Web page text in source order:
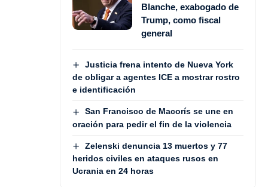
Blanche, exabogado de
Trump, como fiscal
general
Justicia frena intento de Nueva York
de obligar a agentes ICE a mostrar rostro
e identificación
San Francisco de Macorís se une en
oración para pedir el fin de la violencia
Zelenski denuncia 13 muertos y 77
heridos civiles en ataques rusos en
Ucrania en 24 horas